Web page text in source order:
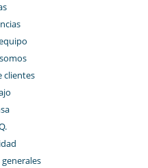
clientes